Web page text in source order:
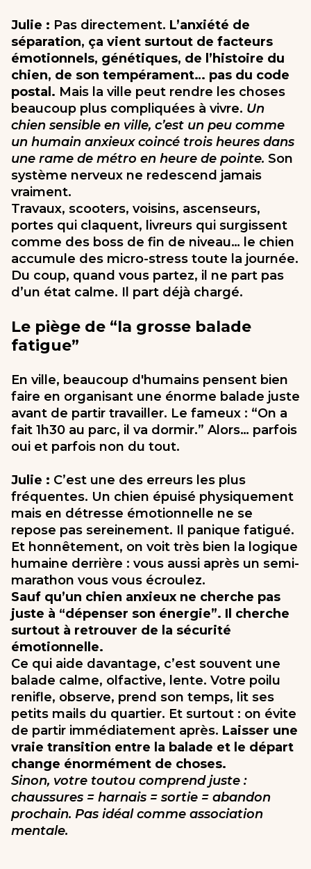
Julie : Pas directement. L’anxiété de
séparation, ça vient surtout de facteurs
émotionnels, génétiques, de l’histoire du
chien, de son tempérament… pas du code
postal. Mais la ville peut rendre les choses
beaucoup plus compliquées à vivre. Un
chien sensible en ville, c’est un peu comme
un humain anxieux coincé trois heures dans
une rame de métro en heure de pointe. Son
système nerveux ne redescend jamais
vraiment.
Travaux, scooters, voisins, ascenseurs,
portes qui claquent, livreurs qui surgissent
comme des boss de fin de niveau… le chien
accumule des micro-stress toute la journée.
Du coup, quand vous partez, il ne part pas
d’un état calme. Il part déjà chargé.
Le piège de “la grosse balade
fatigue”
En ville, beaucoup d'humains pensent bien
faire en organisant une énorme balade juste
avant de partir travailler. Le fameux : “On a
fait 1h30 au parc, il va dormir.” Alors… parfois
oui et parfois non du tout.
Julie : C’est une des erreurs les plus
fréquentes. Un chien épuisé physiquement
mais en détresse émotionnelle ne se
repose pas sereinement. Il panique fatigué.
Et honnêtement, on voit très bien la logique
humaine derrière : vous aussi après un semi-
marathon vous vous écroulez.
Sauf qu’un chien anxieux ne cherche pas
juste à “dépenser son énergie”. Il cherche
surtout à retrouver de la sécurité
émotionnelle.
Ce qui aide davantage, c’est souvent une
balade calme, olfactive, lente. Votre poilu
renifle, observe, prend son temps, lit ses
petits mails du quartier. Et surtout : on évite
de partir immédiatement après. Laisser une
vraie transition entre la balade et le départ
change énormément de choses.
Sinon, votre toutou comprend juste :
chaussures = harnais = sortie = abandon
prochain. Pas idéal comme association
mentale.